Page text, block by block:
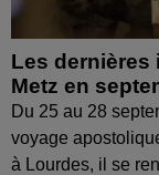
Les dernières
Metz en
Du 25 au 28
voyage
à Lourdes, il se